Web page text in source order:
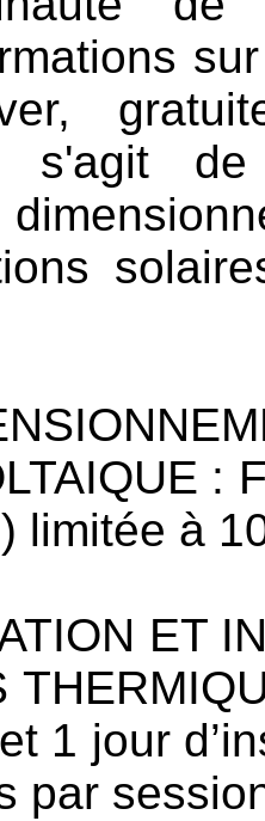
s'agit de
:
limitée à
ET
1 jour
par